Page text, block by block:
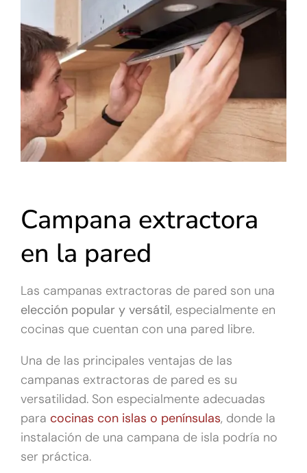
Campana extractora
en la pared
Las campanas extractoras de pared son una
elección popular y versátil, especialmente en
cocinas que cuentan con una pared libre.
Una de las principales ventajas de las
campanas extractoras de pared es su
versatilidad. Son especialmente adecuadas
para cocinas con islas o penínsulas, donde la
instalación de una campana de isla podría no
ser práctica.